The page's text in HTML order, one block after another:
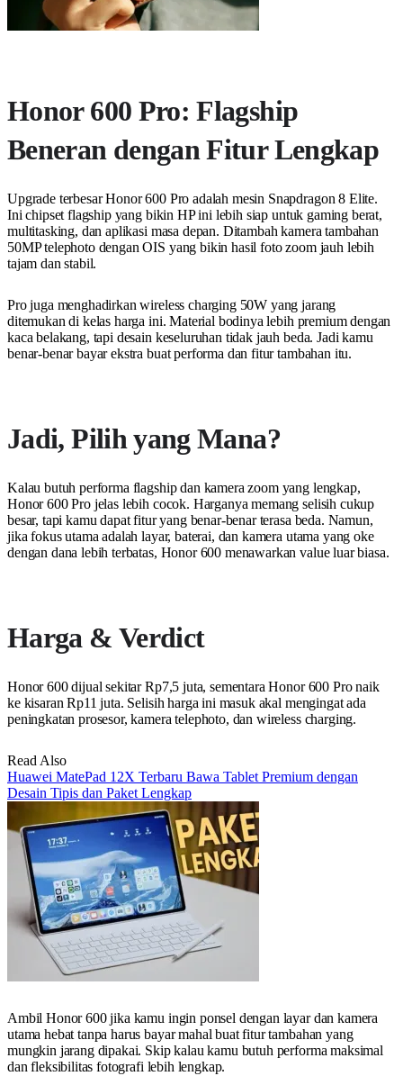
Honor 600 Pro: Flagship
Beneran dengan Fitur Lengkap
Upgrade terbesar Honor 600 Pro adalah mesin Snapdragon 8 Elite.
Ini chipset flagship yang bikin HP ini lebih siap untuk gaming berat,
multitasking, dan aplikasi masa depan. Ditambah kamera tambahan
50MP telephoto dengan OIS yang bikin hasil foto zoom jauh lebih
tajam dan stabil.
Pro juga menghadirkan wireless charging 50W yang jarang
ditemukan di kelas harga ini. Material bodinya lebih premium dengan
kaca belakang, tapi desain keseluruhan tidak jauh beda. Jadi kamu
benar-benar bayar ekstra buat performa dan fitur tambahan itu.
Jadi, Pilih yang Mana?
Kalau butuh performa flagship dan kamera zoom yang lengkap,
Honor 600 Pro jelas lebih cocok. Harganya memang selisih cukup
besar, tapi kamu dapat fitur yang benar-benar terasa beda. Namun,
jika fokus utama adalah layar, baterai, dan kamera utama yang oke
dengan dana lebih terbatas, Honor 600 menawarkan value luar biasa.
Harga & Verdict
Honor 600 dijual sekitar Rp7,5 juta, sementara Honor 600 Pro naik
ke kisaran Rp11 juta. Selisih harga ini masuk akal mengingat ada
peningkatan prosesor, kamera telephoto, dan wireless charging.
Read Also
Huawei MatePad 12X Terbaru Bawa Tablet Premium dengan
Desain Tipis dan Paket Lengkap
Ambil Honor 600 jika kamu ingin ponsel dengan layar dan kamera
utama hebat tanpa harus bayar mahal buat fitur tambahan yang
mungkin jarang dipakai. Skip kalau kamu butuh performa maksimal
dan fleksibilitas fotografi lebih lengkap.